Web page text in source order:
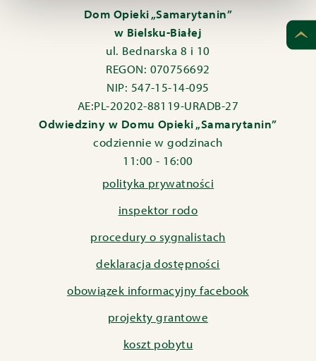
Dom Opieki „Samarytanin”
w Bielsku-Białej
ul. Bednarska 8 i 10
REGON: 070756692
NIP: 547-15-14-095
AE:PL-20202-88119-URADB-27
Odwiedziny w Domu Opieki „Samarytanin”
codziennie w godzinach
11:00 - 16:00
polityka prywatności
inspektor rodo
procedury o sygnalistach
deklaracja dostępności
obowiązek informacyjny facebook
projekty grantowe
koszt pobytu